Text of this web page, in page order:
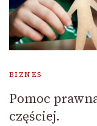
BIZNES
Pomoc
częściej.